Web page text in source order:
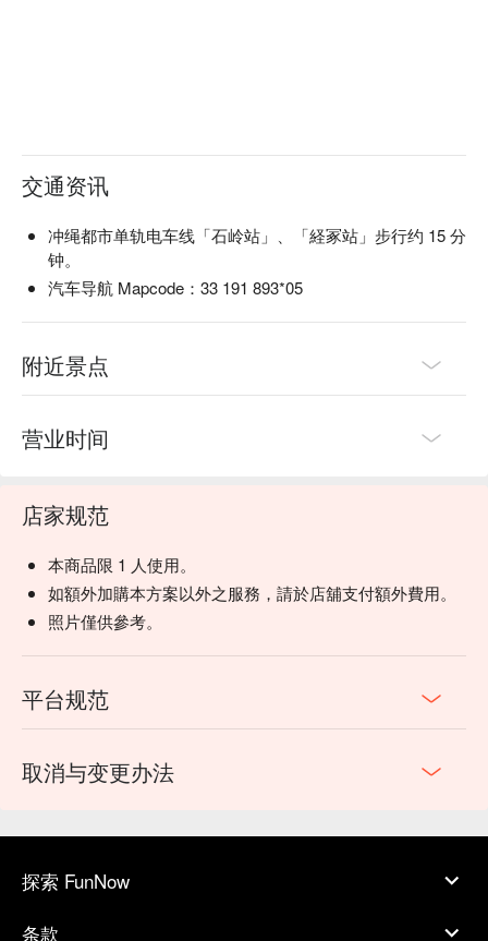
交通资讯
冲绳都市单轨电车线「石岭站」、「経冢站」步行约 15 分
钟。
汽车导航 Mapcode：33 191 893*05
附近景点
营业时间
店家规范
本商品限 1 人使用。
如額外加購本方案以外之服務，請於店舖支付額外費用。
照片僅供參考。
平台规范
取消与变更办法
探索 FunNow
条款